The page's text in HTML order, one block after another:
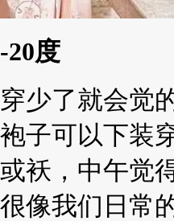
20度
少了就会觉
子可以下装
袄，中午觉
像我们日常